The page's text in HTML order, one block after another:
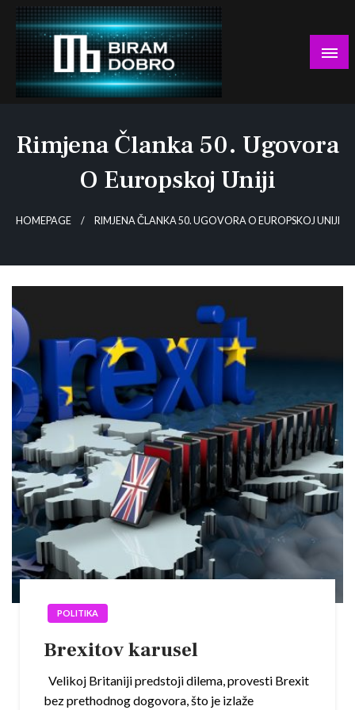
Skip
content
Rimjena Članka 50. Ugovora
O Europskoj Uniji
HOMEPAGE RIMJENA ČLANKA 50. UGOVORA O EUROPSKOJ UNIJI
POLITIKA
Brexitov karusel
Velikoj Britaniji predstoji dilema, provesti Brexit
bez prethodnog dogovora, što je izlaže